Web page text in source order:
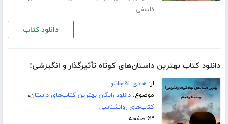
فلسفی
دانلود کتاب
دانلود کتاب بهترین داستان‌های کوتاه تأثیرگذار و انگیزشی!
از:هادی آقاجانلو
موضوع:دانلود رایگان بهترین کتاب‌های داستان،
کتاب‌های روانشناسی
۶۳ صفحه